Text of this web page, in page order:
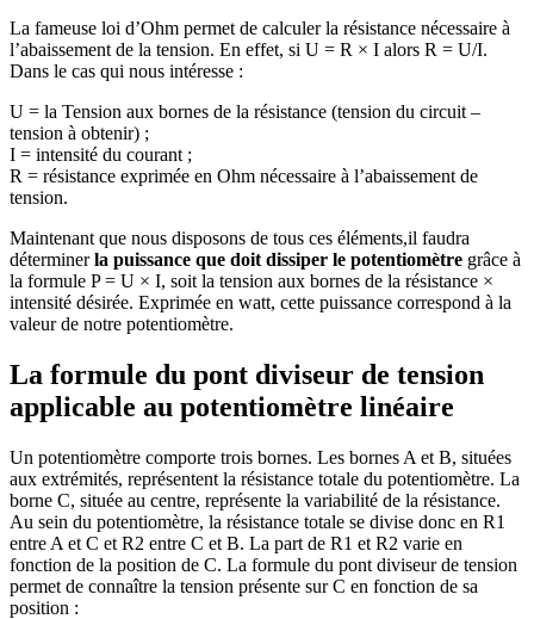
La fameuse loi d’Ohm permet de calculer la résistance nécessaire à
l’abaissement de la tension. En effet, si U = R × I alors R = U/I.
Dans le cas qui nous intéresse :
U = la Tension aux bornes de la résistance (tension du circuit –
tension à obtenir) ;
I = intensité du courant ;
R = résistance exprimée en Ohm nécessaire à l’abaissement de
tension.
Maintenant que nous disposons de tous ces éléments,il faudra
déterminerla puissance que doit dissiper le potentiomètre grâce à
la formule P = U × I, soit la tension aux bornes de la résistance ×
intensité désirée. Exprimée en watt, cette puissance correspond à la
valeur de notre potentiomètre.
La formule du pont diviseur de tension
applicable au potentiomètre linéaire
Un potentiomètre comporte trois bornes. Les bornes A et B, situées
aux extrémités, représentent la résistance totale du potentiomètre. La
borne C, située au centre, représente la variabilité de la résistance.
Au sein du potentiomètre, la résistance totale se divise donc en R1
entre A et C et R2 entre C et B. La part de R1 et R2 varie en
fonction de la position de C. La formule du pont diviseur de tension
permet de connaître la tension présente sur C en fonction de sa
position :